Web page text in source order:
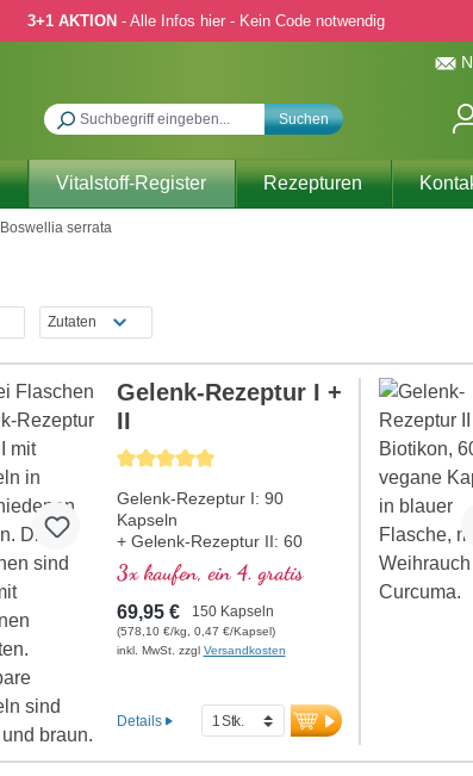
3+1 AKTION - Alle Infos hier - Kein Code notwendig
Suchen
Vitalstoff-Register Rezepturen
Boswellia serrata
Zutaten
Durchschnittliche Bewertung von 5 von 5 Sternen
Gelenk-Rezeptur I +
II
Gelenk-Rezeptur I: 90
Kapseln
+ Gelenk-Rezeptur II: 60
Kapseln
3x kaufen, ein 4. gratis
69,95 € 150 Kapseln
(578,10 €/kg, 0,47 €/Kapsel)
inkl. MwSt. zzgl Versandkosten
Details